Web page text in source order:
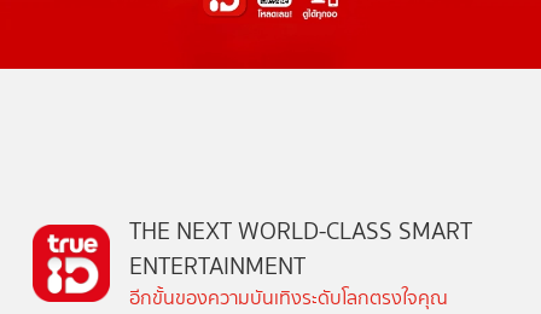
THE NEXT WORLD-CLASS SMART
ENTERTAINMENT
อีกขั้นของความบันเทิงระดับโลกตรงใจคุณ